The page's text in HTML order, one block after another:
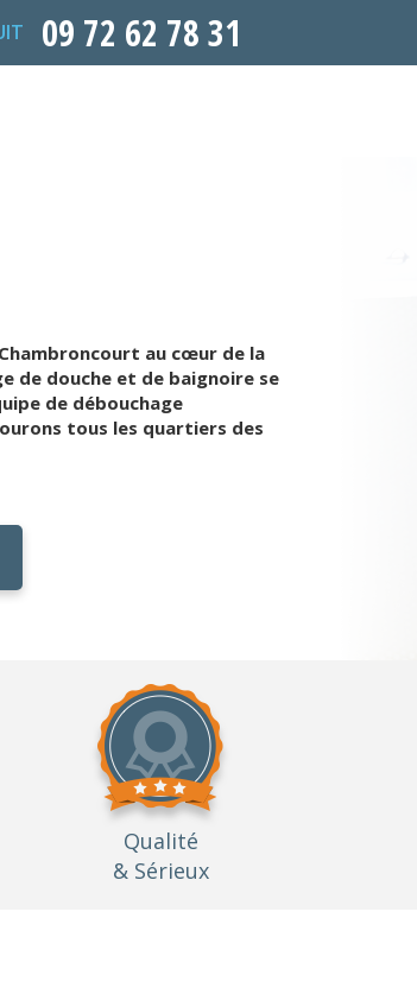
09 72 62 78 31
au cœur de la
de douche et de baignoire se
de débouchage
tous les quartiers des
Qualité
& Sérieux